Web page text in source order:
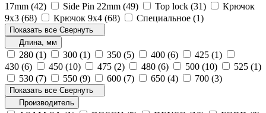
17mm (42) Side Pin 22mm (49) Top lock (31)
Крючок
9х3 (68) Крючок 9х4 (68) Специальное (1)
Показать все Свернуть
Длина, мм
280 (1) 300 (1) 350 (5) 400 (6) 425 (1)
430 (6) 450 (10) 475 (2) 480 (6) 500 (10) 525 (1)
530 (7) 550 (9) 600 (7) 650 (4) 700 (3)
Показать все Свернуть
Производитель